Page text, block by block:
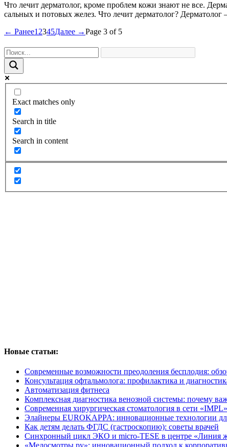
Что лечит дерматолог, кроме проблем кожи знают не все.
сальных и потовых желез. Что лечит дерматолог? Дерматолог
← Ранее1 2345Далее →Page 3 of 5
Exact matches only
Search in title
Search in content
Новые статьи:
Современные возможности преодоления бесплодия:
Консультация офтальмолога: профилактика и
Автоматизация фитнеса
Комплексная диагностика венозной системы: почему
Современная хирургическая стоматология в сети
Элайнеры EUROKAPPA: инновационные технологии
Как детям делать ФГДС (гастроскопию): советы врачей
Синхронный цикл ЭКО и micro-TESE в центре «Линия
«Медосмотры.ру»: инновационный подход к